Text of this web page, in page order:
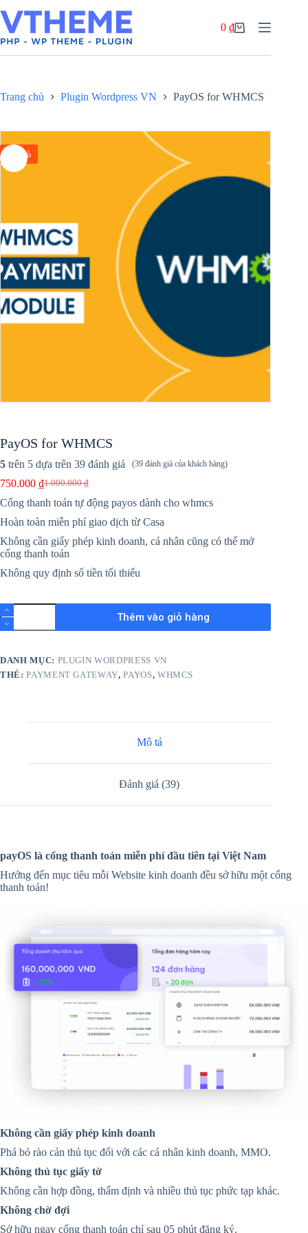
đến
phần
nội
dung
Giỏ
0₫
Trang chủ Plugin Wordpress VN PayOS for WHMCS
-25%
PayOS for WHMCS
5 trên 5 dựa trên 39 đánh giá (39 đánh giá của khách hàng)
1.000.000₫
Giá
gốc
1.000.000 ₫.
750.000 ₫Giá
hiện
là:
750.000 ₫.
Cổng thanh toán tự động payos dành cho whmcs
Hoàn toàn miễn phí giao dịch từ Casa
Không cần giấy phép kinh doanh, cá nhân cũng có thể mở
cổng thanh toán
Không quy định số tiền tối thiểu
PayOS
for
WHMCS
lượng
Thêm vào giỏ hàng
DANH MỤC: PLUGIN WORDPRESS VN
THẺ:PAYMENT GATEWAY,PAYOS, WHMCS
Mô tả
Đánh giá (39)
payOS là cổng thanh toán miễn phí đầu tiên tại Việt Nam
Hướng đến mục tiêu mỗi Website kinh doanh đều sở hữu một cổng
thanh toán!
Không cần giấy phép kinh doanh
Phá bỏ rào cản thủ tục đối với các cá nhân kinh doanh, MMO.
Không thủ tục giấy tờ
Không cần hợp đồng, thẩm định và nhiều thủ tục phức tạp khác.
Không chờ đợi
Sở hữu ngay cổng thanh toán chỉ sau 05 phút đăng ký.